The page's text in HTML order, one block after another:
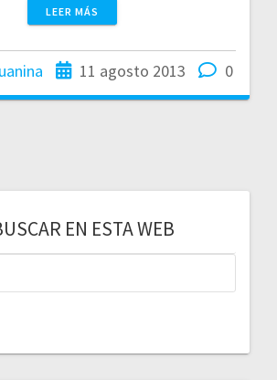
LEER MÁS
11 agosto 2013 0
EN ESTA WEB